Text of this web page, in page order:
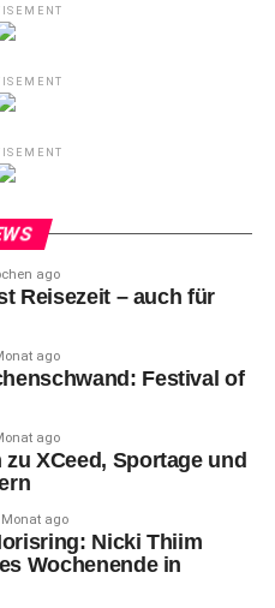
ago
Reisezeit – auch für
ago
Festival of
ago
XCeed, Sportage und
Monat ago
Nicki Thiim
Wochenende in